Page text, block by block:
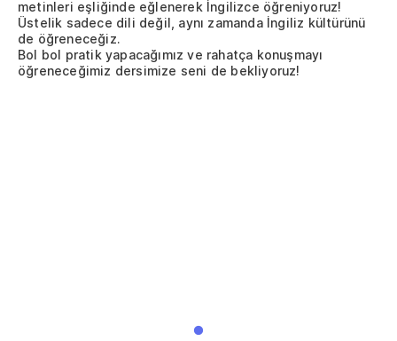
metinleri eşliğinde eğlenerek İngilizce öğreniyoruz!
Üstelik sadece dili değil, aynı zamanda İngiliz kültürünü
de öğreneceğiz.
Bol bol pratik yapacağımız ve rahatça konuşmayı
öğreneceğimiz dersimize seni de bekliyoruz!